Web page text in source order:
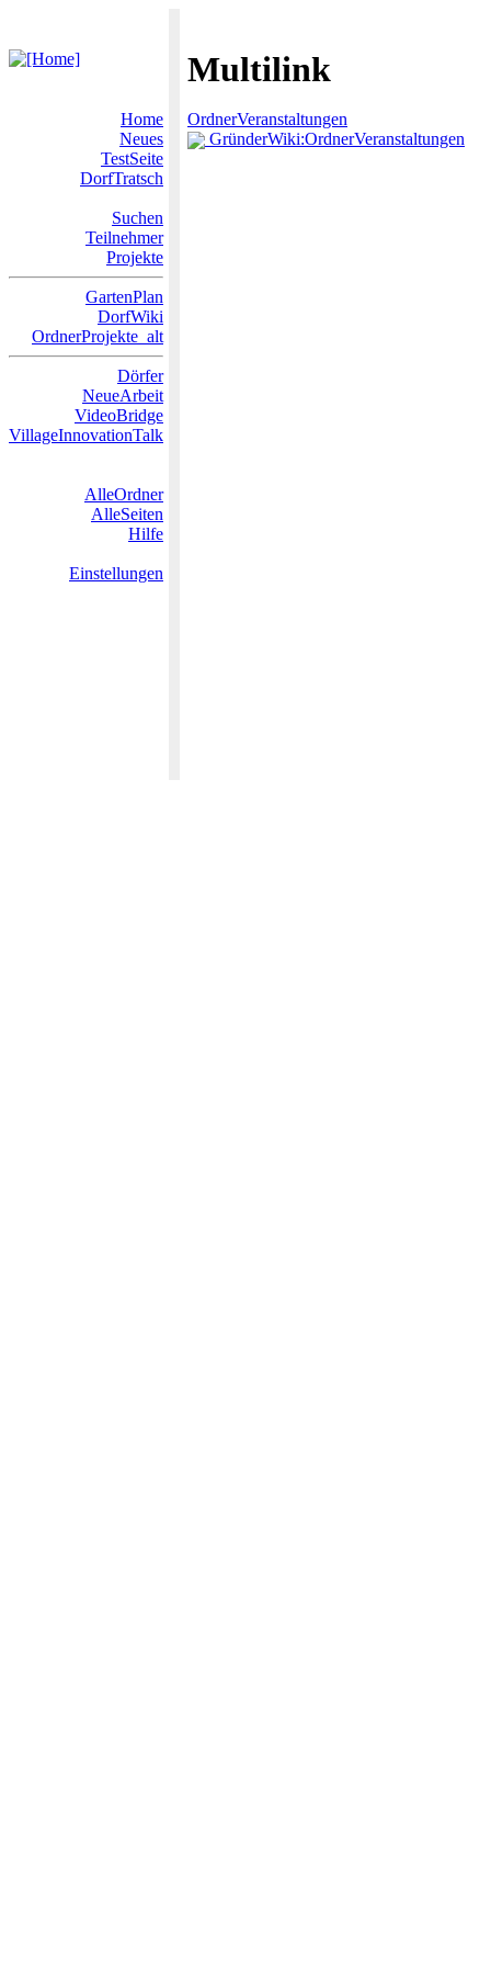
Multilink
Home
Neues
TestSeite
DorfTratsch
Suchen
Teilnehmer
Projekte
GartenPlan
DorfWiki
OrdnerProjekte_alt
Dörfer
NeueArbeit
VideoBridge
VillageInnovationTalk
AlleOrdner
AlleSeiten
Hilfe
Einstellungen
OrdnerVeranstaltungen
GründerWiki:OrdnerVeranstaltungen